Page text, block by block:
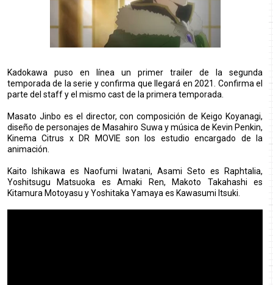
Kadokawa puso en línea un primer trailer de la segunda
temporada de la serie y confirma que llegará en 2021. Confirma el
parte del staff y el mismo cast de la primera temporada.
Masato Jinbo es el director, con composición de Keigo Koyanagi,
diseño de personajes de Masahiro Suwa y música de Kevin Penkin,
Kinema Citrus x DR MOVIE son los estudio encargado de la
animación.
Kaito Ishikawa es Naofumi Iwatani, Asami Seto es Raphtalia,
Yoshitsugu Matsuoka es Amaki Ren, Makoto Takahashi es
Kitamura Motoyasu y Yoshitaka Yamaya es Kawasumi Itsuki.